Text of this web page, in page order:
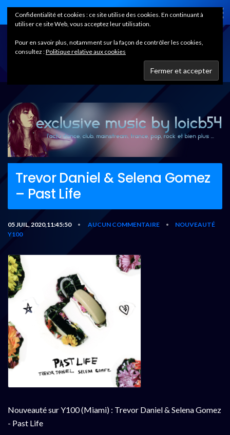
Home
Trevor Daniel & Selena Gomez
– Past Life
05 JUIL, 2020,11:45:50 • AUCUN COMMENTAIRE •
NOUVEAUTÉ
Y100
Nouveauté sur Y100 (Miami) : Trevor Daniel & Selena Gomez
- Past Life
Confidentialité et cookies : ce site utilise des cookies. En continuant à
utiliser ce site Web, vous acceptez leur utilisation.
Pour en savoir plus, notamment sur la façon de contrôler les cookies,
consultez :Politique relative aux cookies